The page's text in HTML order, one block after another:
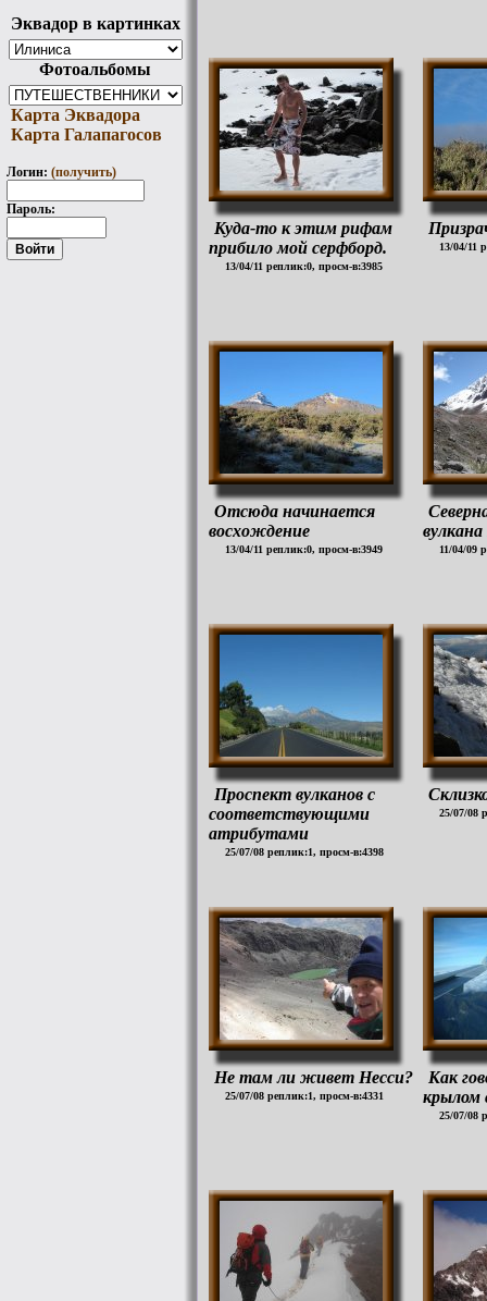
Эквадор в картинках
Фотоальбомы
Карта Эквадора
Карта Галапагосов
Логин: (получить)
Пароль:
Куда-то к этим рифам
прибило мой серфборд.
13/04/11 реплик:0, просм-в:3985
13/04/11
Отсюда начинается
восхождение
13/04/11 реплик:0, просм-в:3949 11/04/09
Проспект вулканов с
соответствующими
атрибутами
25/07/08 реплик:1, просм-в:4398
25/07/08
Не там ли живет Несси?
25/07/08 реплик:1, просм-в:4331
Как
крылом
25/07/08